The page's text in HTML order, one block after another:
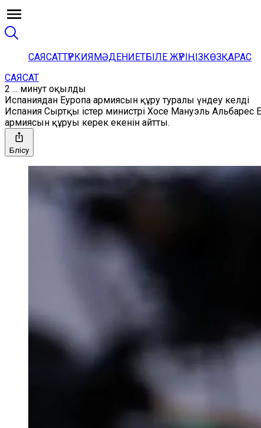
САЯСАТТҮРКИЯМӘДЕНИЕТБІЛЕ ЖҮРІҢІЗКӨЗҚАРАС
САЯСАТ
2 ... минут оқылды
Испаниядан Еуропа армиясын құру туралы үндеу келді
Испания Сыртқы істер министрі Хосе Мануэль
армиясын құруы керек екенін айтты.
Бөлісу